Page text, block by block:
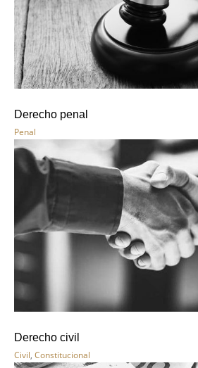
Derecho penal
Penal
Derecho civil
Civil, Constitucional